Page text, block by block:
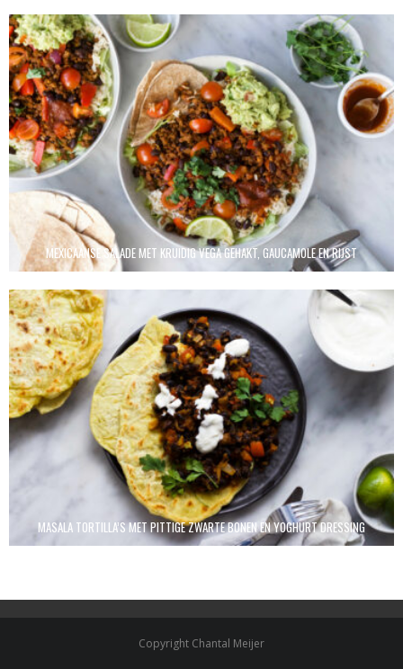
MEXICAANSE SALADE MET KRUIDIG VEGA GEHAKT, GAUCAMOLE EN RIJST
MASALA TORTILLA’S MET PITTIGE ZWARTE BONEN EN YOGHURT DRESSING
Copyright Chantal Meijer